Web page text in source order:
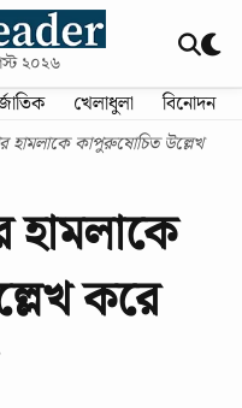
২০২৬
খেলাধুলা বিনোদন
হামলাকে কাপুরুষোচিত উল্লেখ
হামলাকে
করে